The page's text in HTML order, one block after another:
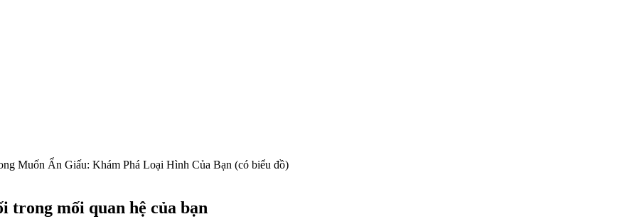
Muốn Ẩn Giấu: Khám Phá Loại Hình Của Bạn (có biểu đồ)
trong mối quan hệ của bạn